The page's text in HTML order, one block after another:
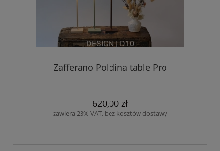
Zafferano Poldina table Pro
620,00 zł
zawiera 23% VAT, bez kosztów dostawy